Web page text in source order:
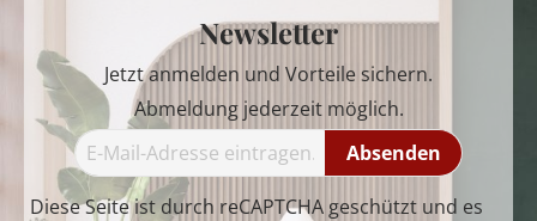
Newsletter
Jetzt anmelden und Vorteile sichern.
Abmeldung jederzeit möglich.
Absenden
Diese Seite ist durch reCAPTCHA geschützt und es